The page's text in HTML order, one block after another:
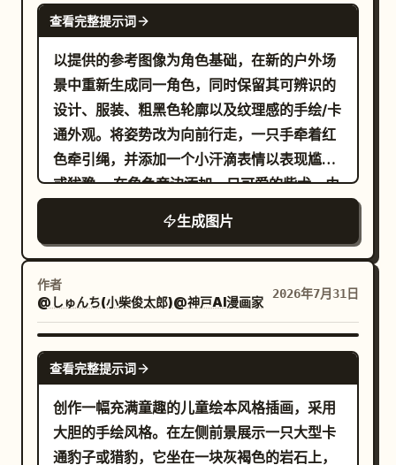
合，当代画廊风格插画，在受控的构图中展现
原始的艺术能量。
GPT IMAGE 2
查看完整提示词
以提供的参考图像为角色基础，在新的户外场
景中重新生成同一角色，同时保留其可辨识的
设计、服装、粗黑色轮廓以及纹理感的手绘/卡
通外观。将姿势改为向前行走，一只手牵着红
色牵引绳，并添加一个小汗滴表情以表现尴尬
或犹豫。 在角色旁边添加一只可爱的柴犬，由
牵引绳牵着：橙色毛发、卷尾、红色项圈、开
心的张嘴表情，具有粗黑色轮廓和相匹配的绘
画纹理。 场景设定在岩石河岸小径上，中间有
一条横向流动的蓝色河流，散布着岩石，两侧
有绿色灌木/树木，天空湛蓝，左上方有且仅有
1 朵大白云。在右上角添加 1 个由 2 个小气泡
点连接的白色气泡对话框，其中包含黑色竖排
日语文本 あつい… 。 风格：使整张图像看起
来像是一幅大胆的儿童插画，采用厚涂丙烯或
油画纹理绘制，具有明显的笔触、饱和的色
彩、厚实的黑色轮廓、趣味的比例以及近乎正
生成图片
作者
@しゅんち(小柴俊太郎)@神戸AI漫画家
2026年7月31日
GPT IMAGE 2
查看完整提示词
创作一幅充满童趣的儿童绘本风格插画，采用
大胆的手绘风格。在左侧前景展示一只大型卡
通豹子或猎豹，它坐在一块灰褐色的岩石上，